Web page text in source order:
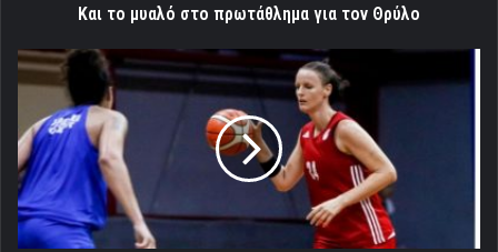
Και το μυαλό στο πρωτάθλημα για τον Θρύλο
Νίκη
στο
τελευταίο
φιλικό